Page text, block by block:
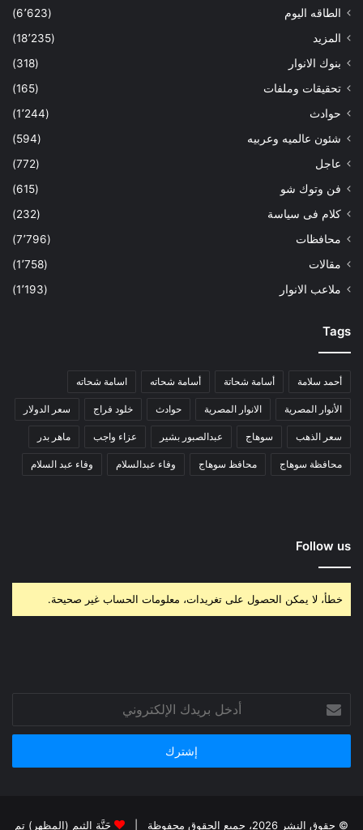
الطاقه اليوم
(6٬623)
المزيد
(18٬235)
بنوك الانوار
(318)
تحقيقات وملفات
(165)
حوادث
(1٬244)
شئون عالميه وعربيه
(594)
عاجل
(772)
فن وتوك شو
(615)
كلام فى سياسة
(232)
محافظات
(7٬796)
مقالات
(1٬758)
ملاعب الانوار
(1٬193)
Tags
أحمد سلامة أسامة شحاتة أسامة شحاته اسامة شحاته
الأنوار المصرية الانوار المصرية حوادث خلود فراج سعر الدولار
سعر الذهب سوهاج عبدالصبور بشير عزاء واجب ماهر بدر
محافظة سوهاج محافظ سوهاج وفاء عبدالسلام وفاء عبد السلام
Follow us
خطأ، لا يمكن الحصول على تغريدات، معلومات الحساب غير صحيحة.
بريدك
الإلكتروني
© حقوق النشر 2026، جميع الحقوق محفوظة | جَنَّة الثيم (المظهر) تم